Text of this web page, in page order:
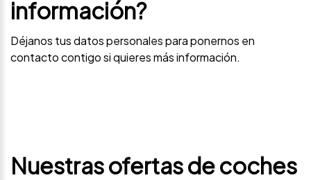
información?
Déjanos tus datos personales para ponernos en
contacto contigo si quieres más información.
Nuestras ofertas de coches